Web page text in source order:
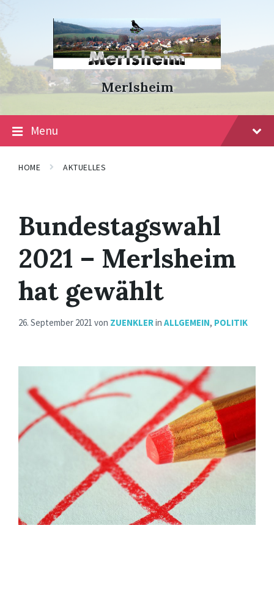
navigation
Merlsheim
Menu
HOME AKTUELLES
Bundestagswahl
2021 – Merlsheim
hat gewählt
26. September 2021 von ZUENKLERin ALLGEMEIN, POLITIK